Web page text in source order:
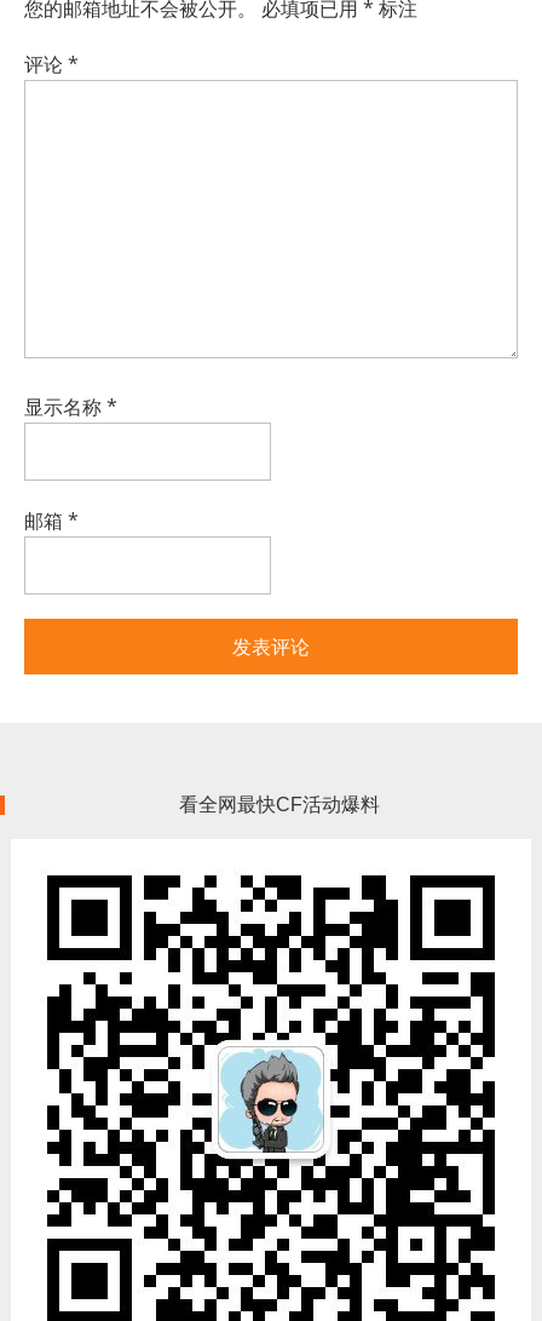
您的邮箱地址不会被公开。 必填项已用 * 标注
评论*
显示名称*
邮箱 *
看全网最快CF活动爆料